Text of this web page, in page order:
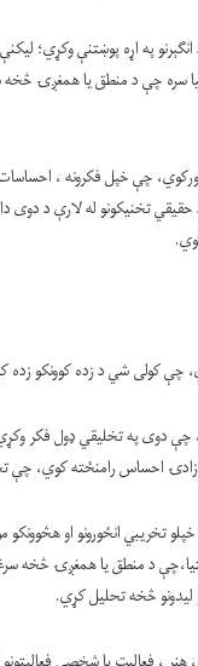
په اړه پوښتنې وکړي؛
چې د منطق یا همغږۍ څخه
چې خپل فکرونه ،
تخنیکونو له لارې د
چې کولی شي د زده کوونکو
دوی په تخلیقي ډول فکر وکړي،
احساس رامنځته کوي، چې
تخریبي انځورونو او هڅوونکو
د منطق یا همغږۍ څخه
څخه تحلیل کړي.